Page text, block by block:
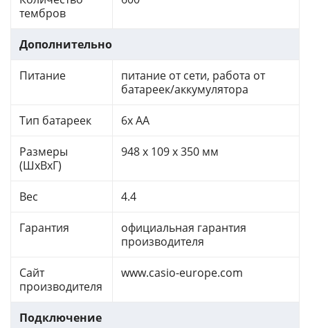
тембров
Дополнительно
Питание
питание от сети, работа от
батареек/аккумулятора
Тип батареек 6x AA
Размеры
(ШхВхГ)
948 x 109 x 350 мм
Вес 4.4
Гарантия
официальная гарантия
производителя
Сайт
производителя
www.casio-europe.com
Подключение